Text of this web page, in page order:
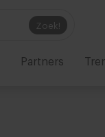
Zoek!
Partners